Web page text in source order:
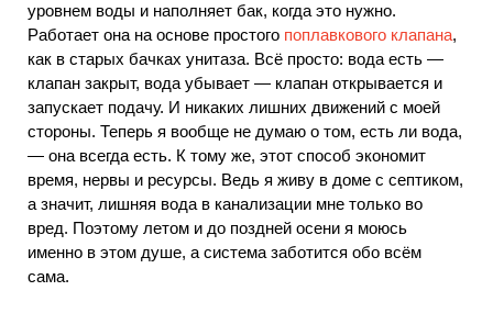
уровнем воды и наполняет бак, когда это нужно.
Работает она на основе простого поплавкового клапана,
как в старых бачках унитаза. Всё просто: вода есть —
клапан закрыт, вода убывает — клапан открывается и
запускает подачу. И никаких лишних движений с моей
стороны. Теперь я вообще не думаю о том, есть ли вода,
— она всегда есть. К тому же, этот способ экономит
время, нервы и ресурсы. Ведь я живу в доме с септиком,
а значит, лишняя вода в канализации мне только во
вред. Поэтому летом и до поздней осени я моюсь
именно в этом душе, а система заботится обо всём
сама.